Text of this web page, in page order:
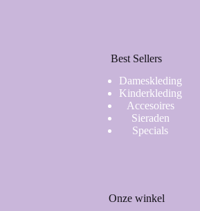
Best Sellers
Dameskleding
Kinderkleding
Accesoires
Sieraden
Specials
Onze winkel